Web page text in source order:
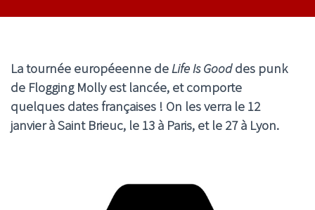
La tournée européeenne deLife Is Gooddes punk
de Flogging Molly est lancée, et comporte
quelques dates françaises ! On les verra le 12
janvier à Saint Brieuc, le 13 à Paris, et le 27 à Lyon.